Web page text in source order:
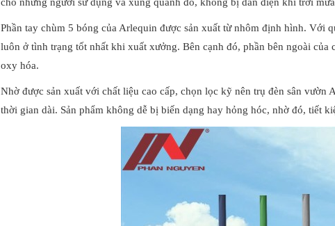
Phần tay chùm 5 bóng của Arlequin được sản xuất từ nhôm định hình. Với
luôn ở tình trạng tốt nhất khi xuất xưởng. Bên cạnh đó, phần bên ngoài
oxy hóa.
Nhờ được sản xuất với chất liệu cao cấp, chọn lọc kỹ nên trụ đèn sân vườn
thời gian dài. Sản phẩm không dễ bị biến dạng hay hỏng hóc, nhờ đó, tiết